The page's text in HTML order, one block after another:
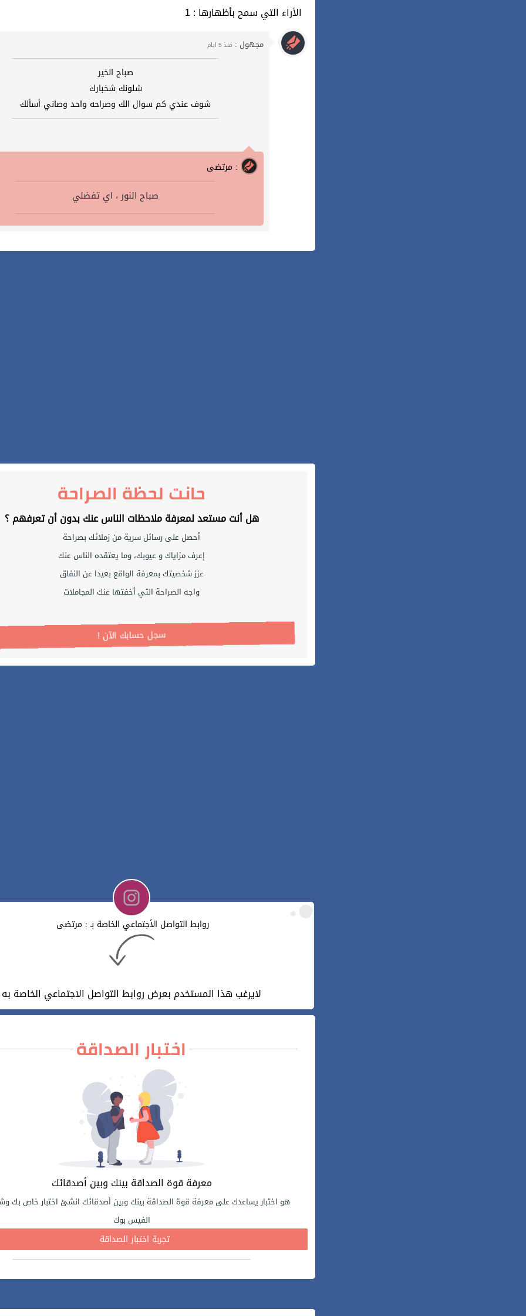
1 : الأراء التي سمح بأظهارها
مجهول : منذ 5 ايام
صباح الخير
شلونك شخبارك
شوف عندي كم سوال الك وصراحه واحد وصاني أسألك
مرتضى :
صباح النور ، اي تفضلي
حانت لحظة الصراحة
هل أنت مستعد لمعرفة ملاحظات الناس عنك بدون أن تعرفهم ؟
أحصل على رسائل سرية من زملائك بصراحة
إعرف مزاياك و عيوبك، وما يعتقده الناس عنك
عزز شخصيتك بمعرفة الواقع بعيدا عن النفاق
واجه الصراحة التي أخفتها عنك المجاملات
! سجل حسابك الآن
روابط التواصل الأجتماعي الخاصة بـ : مرتضى
لايرغب هذا المستخدم بعرض روابط التواصل الاجتماعي الخاصة به
اختبار الصداقة
معرفة قوة الصداقة بينك وبين أصدقائك
هو اختبار يساعدك على معرفة قوة الصداقة بينك وبين أصدقائك انشئ اختبار خاص بك
الفيس بوك
تجربة اختبار الصداقة